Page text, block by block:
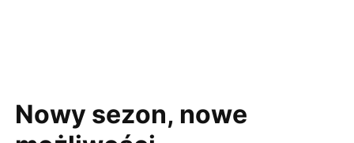
Nowy sezon, nowe